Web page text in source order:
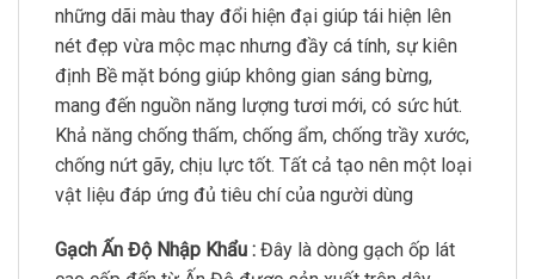
những dãi màu thay đổi hiện đại giúp tái hiện lên
nét đẹp vừa mộc mạc nhưng đầy cá tính, sự kiên
định Bề mặt bóng giúp không gian sáng bừng,
mang đến nguồn năng lượng tươi mới, có sức hút.
Khả năng chống thấm, chống ẩm, chống trầy xước,
chống nứt gãy, chịu lực tốt. Tất cả tạo nên một loại
vật liệu đáp ứng đủ tiêu chí của người dùng
Gạch Ấn Độ Nhập Khẩu : Đây là dòng gạch ốp lát